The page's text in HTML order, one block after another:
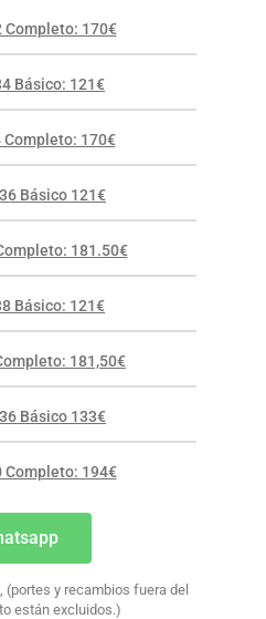
Completo: 170€
Básico: 121€
Completo: 170€
Básico 121€
181.50€
Básico: 121€
181,50€
Básico 133€
Completo: 194€
(portes y recambios fuera del
están excluidos.)